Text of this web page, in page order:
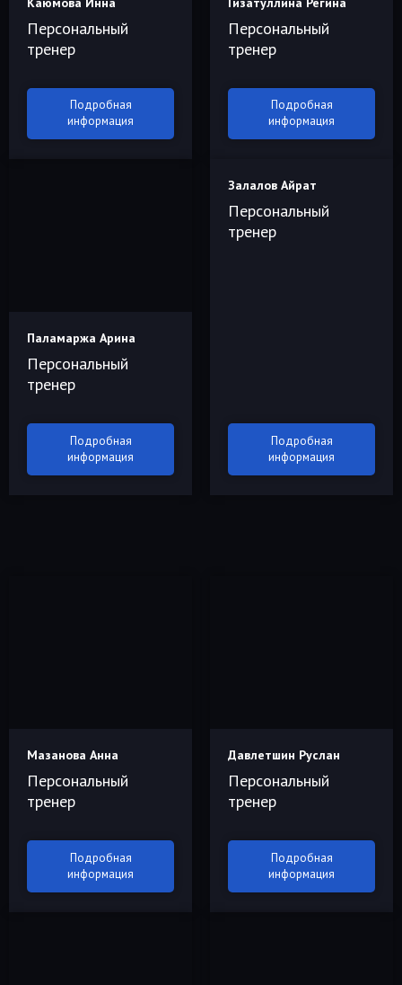
Персональный
тренер
Подробная
информация
Персональный
тренер
Подробная
информация
Паламаржа Арина
Персональный
тренер
Подробная
информация
Залалов Айрат
Персональный
тренер
Подробная
информация
Мазанова Анна
Персональный
тренер
Подробная
информация
Давлетшин Руслан
Персональный
тренер
Подробная
информация